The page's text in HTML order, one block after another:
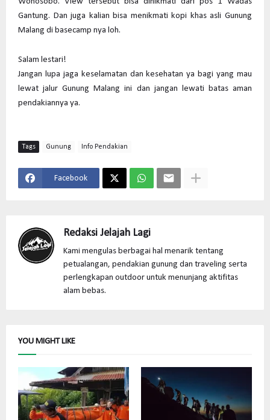
Gantung. Dan juga kalian bisa menikmati kopi khas asli Gunung
Malang di basecamp nya loh.
Salam lestari!
Jangan lupa jaga keselamatan dan kesehatan ya bagi yang mau
lewat jalur Gunung Malang ini dan jangan lewati batas aman
pendakiannya ya.
Tags Gunung Info Pendakian
Facebook
Redaksi Jelajah Lagi
Kami mengulas berbagai hal menarik tentang
petualangan, pendakian gunung dan traveling serta
perlengkapan outdoor untuk menunjang aktifitas
alam bebas.
YOU MIGHT LIKE